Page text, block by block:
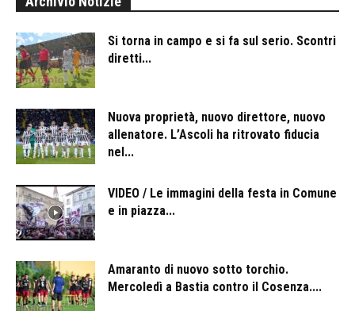
Si torna in campo e si fa sul serio. Scontri
diretti...
Nuova proprietà, nuovo direttore, nuovo
allenatore. L’Ascoli ha ritrovato fiducia
nel...
VIDEO / Le immagini della festa in Comune
e in piazza...
Amaranto di nuovo sotto torchio.
Mercoledì a Bastia contro il Cosenza....